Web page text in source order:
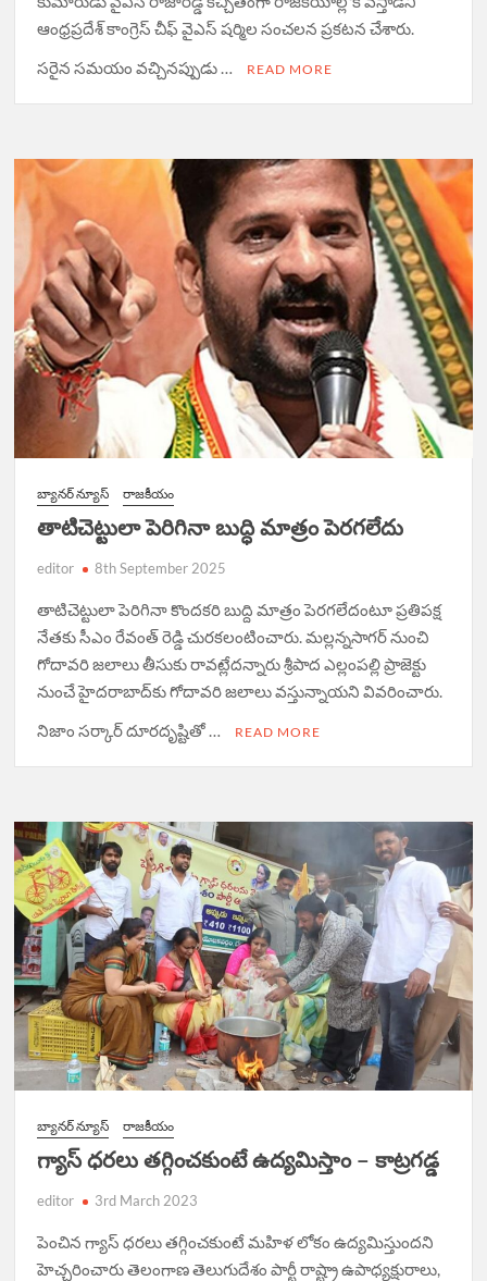
ఆంధ్రప్రదేశ్ కాంగ్రెస్ చీఫ్ వైఎస్ షర్మిల సంచలన ప్రకటన చేశారు.
సరైన సమయం వచ్చినప్పుడు …
READ MORE
బ్యానర్ న్యూస్ రాజకీయం
తాటిచెట్టులా పెరిగినా బుద్ధి మాత్రం పెరగలేదు
editor 8th September 2025
తాటిచెట్టులా పెరిగినా కొందకరి బుద్ది మాత్రం పెరగలేదంటూ ప్రతిపక్ష
నేతకు సీఎం రేవంత్ రెడ్డి చురకలంటించారు. మల్లన్నసాగర్‌ నుంచి
గోదావరి జలాలు తీసుకు రావట్లేదన్నారు శ్రీపాద ఎల్లంపల్లి ప్రాజెక్టు
నుంచే హైదరాబాద్‌కు గోదావరి జలాలు వస్తున్నాయని వివరించారు.
నిజాం సర్కార్ దూరదృష్టితో …
READ MORE
బ్యానర్ న్యూస్ రాజకీయం
గ్యాస్ ధరలు తగ్గించకుంటే ఉద్యమిస్తాం – కాట్రగడ్డ
editor 3rd March 2023
పెంచిన గ్యాస్ ధరలు తగ్గించకుంటే మహిళ లోకం ఉద్యమిస్తుందని
హెచ్చరించారు తెలంగాణ తెలుగుదేశం పార్టీ రాష్ట్రా ఉపాధ్యక్షురాలు,